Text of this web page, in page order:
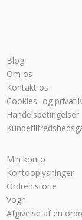
Blog
Om os
Kontakt os
Cookies- og
Handelsbetingelser
Min konto
Kontooplysninger
Ordrehistorie
Vogn
Afgivelse af en